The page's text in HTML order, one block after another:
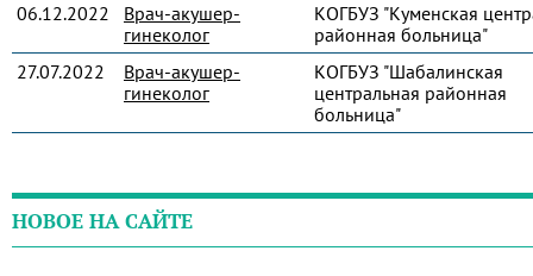
06.12.2022
Врач-акушер-
гинеколог
КОГБУЗ "Куменская
районная больница"
27.07.2022
Врач-акушер-
гинеколог
КОГБУЗ "Шабалинская
центральная районная
больница"
НОВОЕ НА САЙТЕ